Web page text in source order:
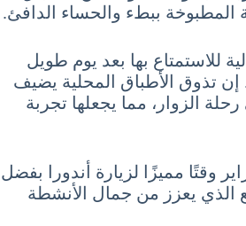
المطبوخة ببطء والحساء الدافئ.
للاستمتاع بها بعد يوم طويل
إن تذوق الأطباق المحلية يضيف
رحلة الزوار، مما يجعلها تجربة
وقتًا مميزًا لزيارة أندورا بفضل
الذي يعزز من جمال الأنشطة